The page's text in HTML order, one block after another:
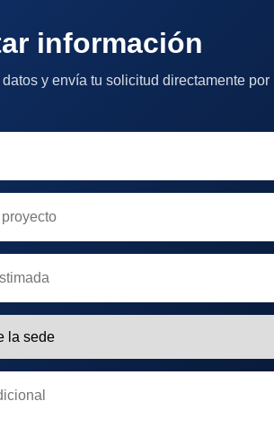
información
y envía tu solicitud directamente por